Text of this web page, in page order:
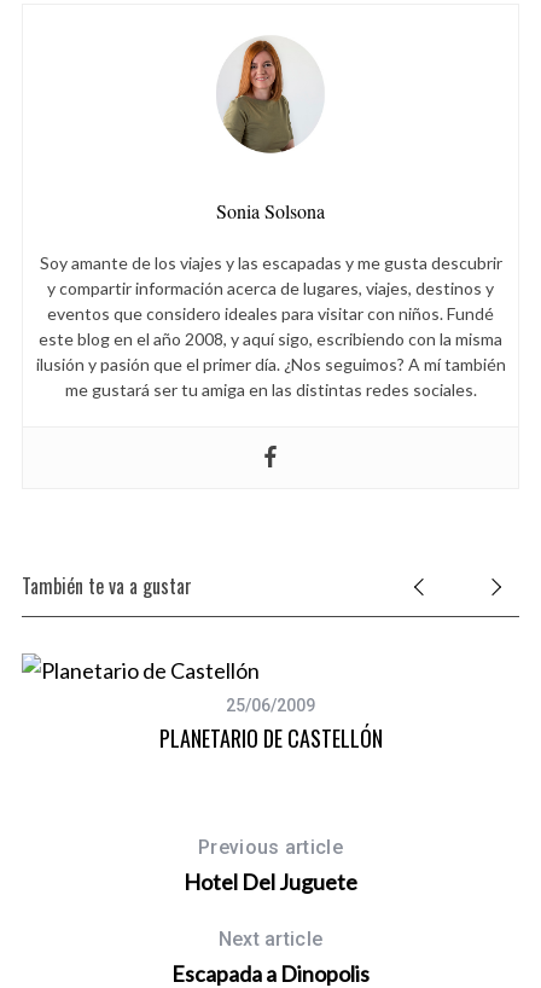
Sonia Solsona
Soy amante de los viajes y las escapadas y me gusta descubrir
y compartir información acerca de lugares, viajes, destinos y
eventos que considero ideales para visitar con niños. Fundé
este blog en el año 2008, y aquí sigo, escribiendo con la misma
ilusión y pasión que el primer día. ¿Nos seguimos? A mí también
me gustará ser tu amiga en las distintas redes sociales.
También te va a gustar
25/06/2009
PLANETARIO DE CASTELLÓN
Previous article
Hotel Del Juguete
Next article
Escapada a Dinopolis